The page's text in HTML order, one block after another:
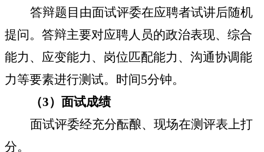
答辩题目由面试评委在应聘者试讲后随机
提问。答辩主要对应聘人员的政治表现、综合
能力、应变能力、岗位匹配能力、沟通协调能
力等要素进行测试。时间5分钟。
（3）面试成绩
面试评委经充分酝酿、现场在测评表上打
分。